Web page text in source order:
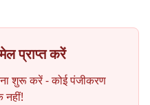
प्राप्त करें
शुरू करें - कोई पंजीकरण